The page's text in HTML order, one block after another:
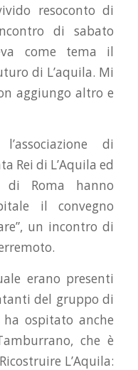
resoconto di
di sabato
come tema il
di L’aquila. Mi
aggiungo altro e
di
Rei di L’Aquila ed
di Roma hanno
il convegno
un incontro di
erano presenti
del gruppo di
ha ospitato anche
che è
L’Aquila: